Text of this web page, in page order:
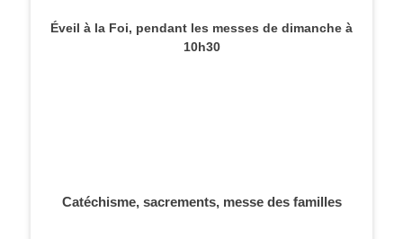
Éveil à la Foi, pendant les messes de dimanche à
10h30
Catéchisme, sacrements, messe des familles